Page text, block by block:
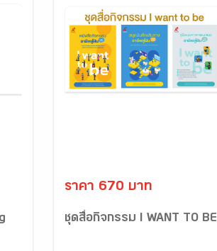
ราคา 670 บาท
ชุดสื่อกิจกรรม I WANT TO BE